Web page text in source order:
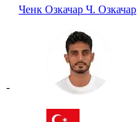
Ченк Озкачар Ч. Озкачар
-